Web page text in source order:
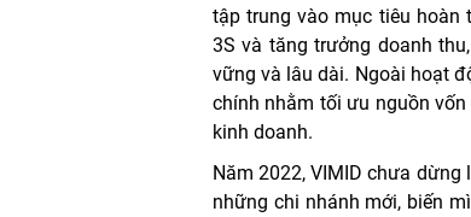
tập trung vào mục tiêu hoàn
3S và tăng trưởng doanh
vững và lâu dài. Ngoài hoạt
chính nhằm tối ưu nguồn
kinh doanh.
Năm 2022, VIMID chưa
những chi nhánh mới, biến